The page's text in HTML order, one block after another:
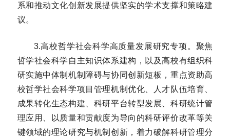
系和推动文化创新发展提供坚实的学术支撑和策略建
议。
3.高校哲学社会科学高质量发展研究专项。聚焦
哲学社会科学自主知识体系建构，以及高校有组织科
研实施中体制机制障碍与协同创新短板，重点资助高
校哲学社会科学项目管理机制优化、人才队伍培育、
成果转化生态构建、科研平台转型发展、科研统计管
理应用、以质量和贡献度为导向的科研评价改革等关
键领域的理论研究与机制创新，着力破解科研管理分